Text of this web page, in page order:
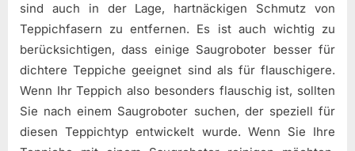
sind auch in der Lage, hartnäckigen Schmutz von
Teppichfasern zu entfernen. Es ist auch wichtig zu
berücksichtigen, dass einige Saugroboter besser für
dichtere Teppiche geeignet sind als für flauschigere.
Wenn Ihr Teppich also besonders flauschig ist, sollten
Sie nach einem Saugroboter suchen, der speziell für
diesen Teppichtyp entwickelt wurde. Wenn Sie Ihre